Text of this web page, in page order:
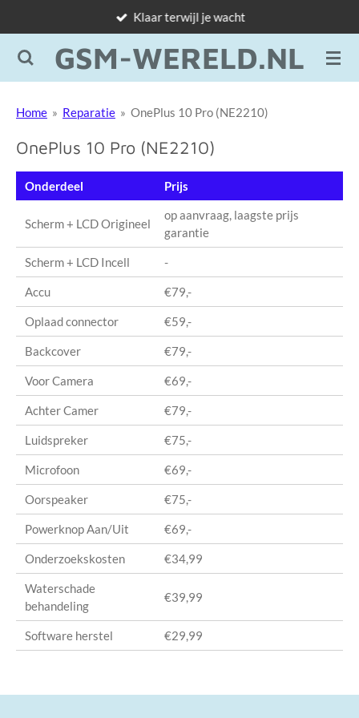
naar
de
GSM-WERELD.NL
Klaar terwijl je wacht
Home » Reparatie » OnePlus 10 Pro (NE2210)
OnePlus 10 Pro (NE2210)
Onderdeel Prijs
Scherm + LCD Origineel
op aanvraag, laagste prijs
garantie
Scherm + LCD Incell -
Accu €79,-
Oplaad connector €59,-
Backcover €79,-
Voor Camera €69,-
Achter Camer €79,-
Luidspreker €75,-
Microfoon €69,-
Oorspeaker €75,-
Powerknop Aan/Uit €69,-
Onderzoekskosten €34,99
Waterschade
behandeling
€39,99
Software herstel €29,99